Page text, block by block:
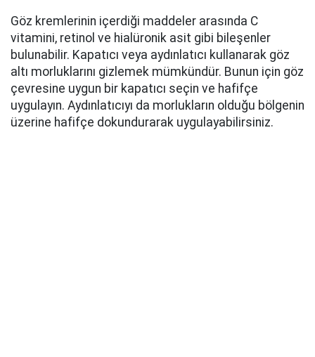
Göz kremlerinin içerdiği maddeler arasında C
vitamini, retinol ve hialüronik asit gibi bileşenler
bulunabilir. Kapatıcı veya aydınlatıcı kullanarak göz
altı morluklarını gizlemek mümkündür. Bunun için göz
çevresine uygun bir kapatıcı seçin ve hafifçe
uygulayın. Aydınlatıcıyı da morlukların olduğu bölgenin
üzerine hafifçe dokundurarak uygulayabilirsiniz.